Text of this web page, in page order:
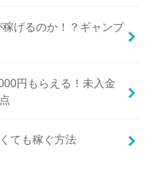
げるのか！？ギャンブ
円もらえる！未入金
ても稼ぐ方法